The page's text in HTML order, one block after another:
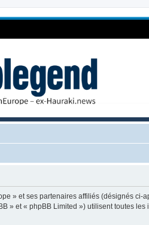
» et ses partenaires affiliés (désignés ci-
» et « phpBB Limited ») utilisent toutes